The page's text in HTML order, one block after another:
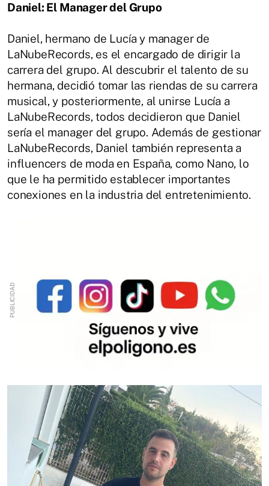
Daniel: El Manager del Grupo
Daniel, hermano de Lucía y manager de
LaNubeRecords, es el encargado de dirigir la
carrera del grupo. Al descubrir el talento de su
hermana, decidió tomar las riendas de su carrera
musical, y posteriormente, al unirse Lucía a
LaNubeRecords, todos decidieron que Daniel
sería el manager del grupo. Además de gestionar
LaNubeRecords, Daniel también representa a
influencers de moda en España, como Nano, lo
que le ha permitido establecer importantes
conexiones en la industria del entretenimiento.